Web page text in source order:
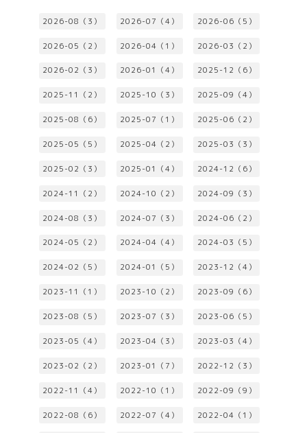
2026-08（3） 2026-07（4） 2026-06（5）
2026-05（2） 2026-04（1） 2026-03（2）
2026-02（3） 2026-01（4） 2025-12（6）
2025-11（2） 2025-10（3） 2025-09（4）
2025-08（6） 2025-07（1） 2025-06（2）
2025-05（5） 2025-04（2） 2025-03（3）
2025-02（3） 2025-01（4） 2024-12（6）
2024-11（2） 2024-10（2） 2024-09（3）
2024-08（3） 2024-07（3） 2024-06（2）
2024-05（2） 2024-04（4） 2024-03（5）
2024-02（5） 2024-01（5） 2023-12（4）
2023-11（1） 2023-10（2） 2023-09（6）
2023-08（5） 2023-07（3） 2023-06（5）
2023-05（4） 2023-04（3） 2023-03（4）
2023-02（2） 2023-01（7） 2022-12（3）
2022-11（4） 2022-10（1） 2022-09（9）
2022-08（6） 2022-07（4） 2022-04（1）